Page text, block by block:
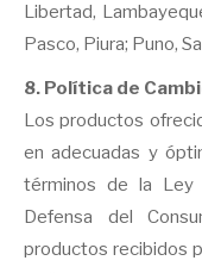
Libertad,
Pasco, Piura; Puno,
8. Política de
Los productos
en adecuadas y
términos de la Ley
Defensa del
productos recibidos